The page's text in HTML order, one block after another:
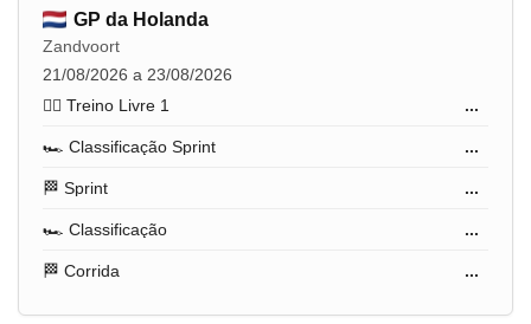
GP da Holanda
Zandvoort
21/08/2026 a 23/08/2026
🏋️‍♂️ Treino Livre 1
...
🏎️ Classificação Sprint ...
🏁 Sprint ...
🏎️ Classificação ...
🏁 Corrida ...